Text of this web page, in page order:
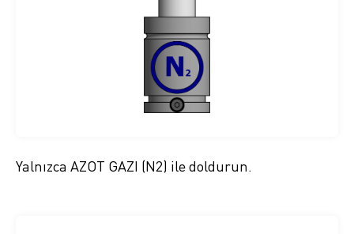
Yalnızca AZOT GAZI (N2) ile doldurun.